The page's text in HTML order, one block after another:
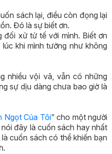
sách lại, điều còn đọng lại
Đó là sự biết ơn.
đối xử tử tế với mình. Biết ơn
khi mình tưởng như không
nhiều vội vã, vẫn có những
sự dịu dàng chưa bao giờ là
Ngọt Của Tôi” cho một người
đây là cuốn sách hay nhất
cuốn sách có thể khiến bạn